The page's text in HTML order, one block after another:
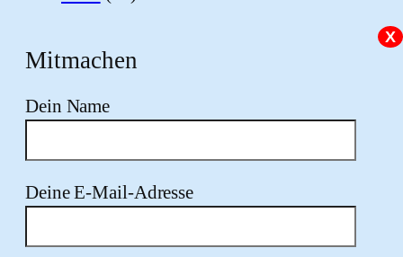
X
Mitmachen
Dein Name
Deine E-Mail-Adresse